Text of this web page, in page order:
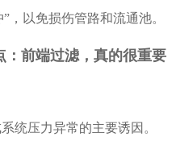
，以免损伤管路和流通池。
：前端过滤，真的很重要
统压力异常的主要诱因。